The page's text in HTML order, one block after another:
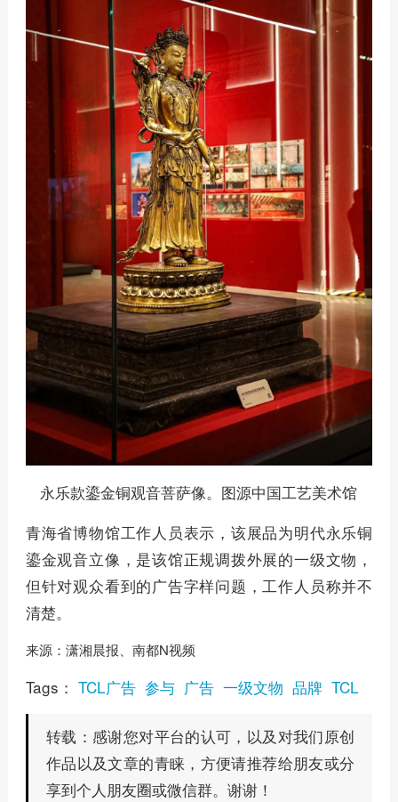
永乐款鎏金铜观音菩萨像。图源中国工艺美术馆
青海省博物馆工作人员表示，该展品为明代永乐铜
鎏金观音立像，是该馆正规调拨外展的一级文物，
但针对观众看到的广告字样问题，工作人员称并不
清楚。
来源：潇湘晨报、南都N视频
Tags： TCL广告 参与 广告 一级文物 品牌 TCL
转载： 感谢您对平台的认可，以及对我们原创
作品以及文章的青睐，方便请推荐给朋友或分
享到个人朋友圈或微信群。谢谢！